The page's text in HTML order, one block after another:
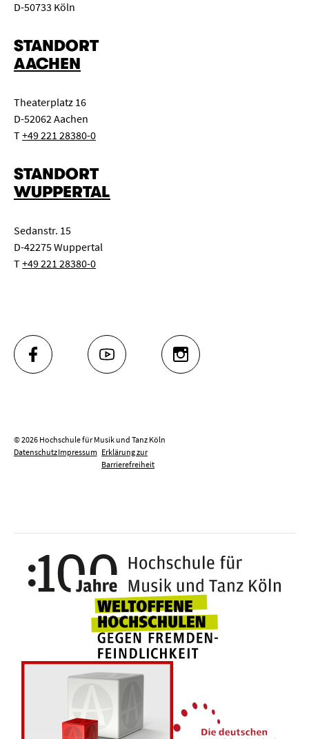
D-50733 Köln
STANDORT
AACHEN
Theaterplatz 16
D-52062 Aachen
T+49 221 28380-0
STANDORT
WUPPERTAL
Sedanstr. 15
D-42275 Wuppertal
T+49 221 28380-0
FACEBOOK YOUTUBE INSTAGRAM
© 2026 Hochschule für Musik und Tanz Köln
DatenschutzImpressum Erklärung zur
Barrierefreiheit